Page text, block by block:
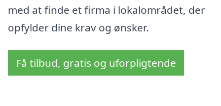
med at finde et firma i lokalområdet, der
opfylder dine krav og ønsker.
Få tilbud, gratis og uforpligtende